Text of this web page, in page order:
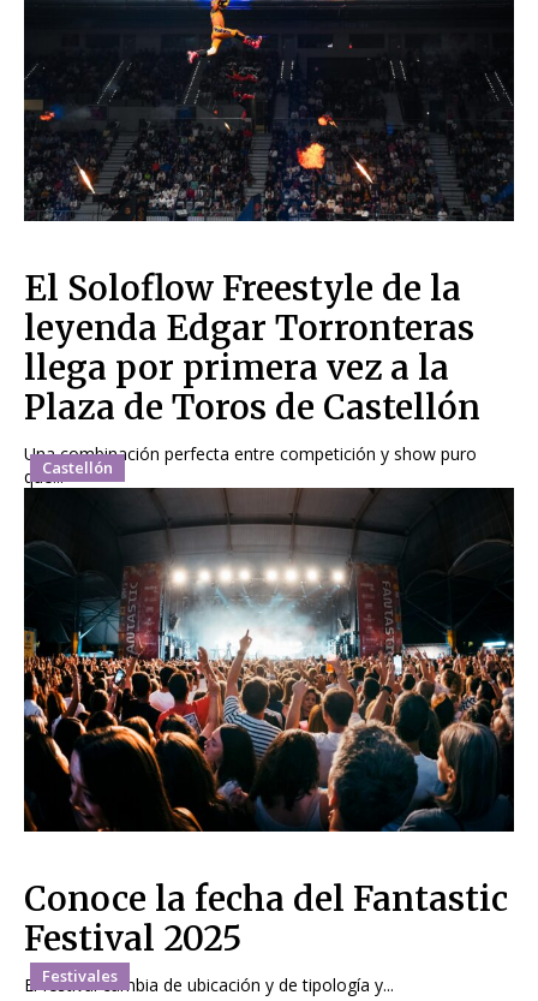
Castellón
El Soloflow Freestyle de la
leyenda Edgar Torronteras
llega por primera vez a la
Plaza de Toros de Castellón
Una combinación perfecta entre competición y show puro
que...
Festivales
Conoce la fecha del Fantastic
Festival 2025
El festival cambia de ubicación y de tipología y...